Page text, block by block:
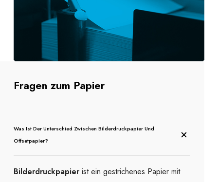
Fragen zum Papier
Was Ist Der Unterschied Zwischen Bilderdruckpapier Und
Offsetpapier?
Bilderdruckpapier ist ein gestrichenes Papier mit